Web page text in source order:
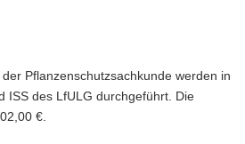
Pflanzenschutzsachkunde werden in
ISS des LfULG durchgeführt. Die
€.